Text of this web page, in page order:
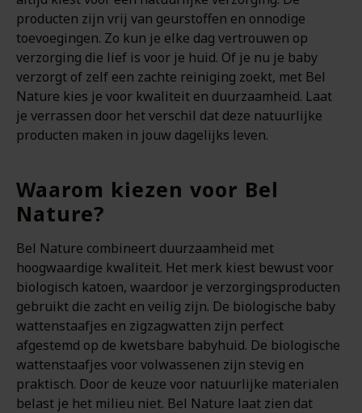
producten zijn vrij van geurstoffen en onnodige
toevoegingen. Zo kun je elke dag vertrouwen op
verzorging die lief is voor je huid. Of je nu je baby
verzorgt of zelf een zachte reiniging zoekt, met Bel
Nature kies je voor kwaliteit en duurzaamheid. Laat
je verrassen door het verschil dat deze natuurlijke
producten maken in jouw dagelijks leven.
Waarom kiezen voor Bel
Nature?
Bel Nature combineert duurzaamheid met
hoogwaardige kwaliteit. Het merk kiest bewust voor
biologisch katoen, waardoor je verzorgingsproducten
gebruikt die zacht en veilig zijn. De biologische baby
wattenstaafjes en zigzagwatten zijn perfect
afgestemd op de kwetsbare babyhuid. De biologische
wattenstaafjes voor volwassenen zijn stevig en
praktisch. Door de keuze voor natuurlijke materialen
belast je het milieu niet. Bel Nature laat zien dat